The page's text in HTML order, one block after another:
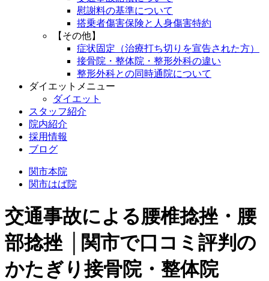
慰謝料の基準について
搭乗者傷害保険と人身傷害特約
【その他】
症状固定（治療打ち切りを宣告された方）
接骨院・整体院・整形外科の違い
整形外科との同時通院について
ダイエットメニュー
ダイエット
スタッフ紹介
院内紹介
採用情報
ブログ
関市本院
関市はば院
交通事故による腰椎捻挫・腰
部捻挫 │関市で口コミ評判の
かたぎり接骨院・整体院